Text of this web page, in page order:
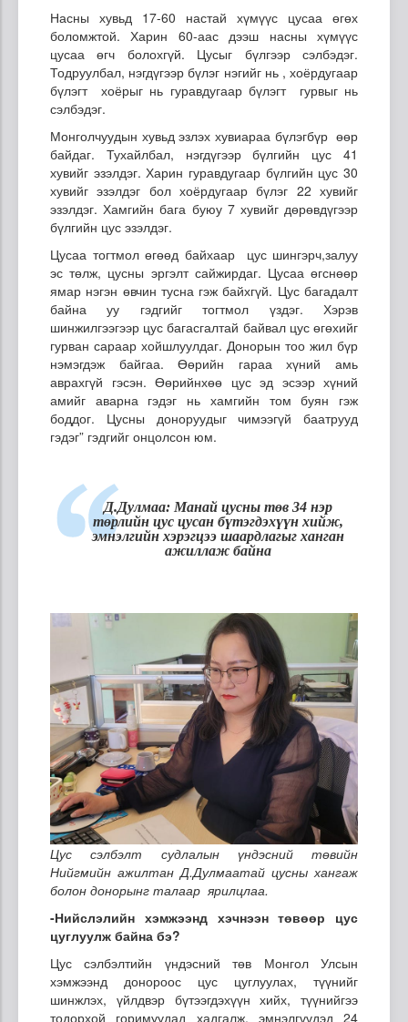
Насны хувьд 17-60 настай хүмүүс цусаа өгөх
боломжтой. Харин 60-аас дээш насны хүмүүс
цусаа өгч болохгүй. Цусыг бүлгээр сэлбэдэг.
Тодруулбал, нэгдүгээр бүлэг нэгийг нь , хоёрдугаар
бүлэгт хоёрыг нь гуравдугаар бүлэгт гурвыг нь
сэлбэдэг.
Монголчуудын хувьд эзлэх хувиараа бүлэгбүр өөр
байдаг. Тухайлбал, нэгдүгээр бүлгийн цус 41
хувийг эзэлдэг. Харин гуравдугаар бүлгийн цус 30
хувийг эзэлдэг бол хоёрдугаар бүлэг 22 хувийг
эзэлдэг. Хамгийн бага буюу 7 хувийг дөрөвдүгээр
бүлгийн цус эзэлдэг.
Цусаа тогтмол өгөөд байхаар цус шингэрч,залуу
эс төлж, цусны эргэлт сайжирдаг. Цусаа өгснөөр
ямар нэгэн өвчин тусна гэж байхгүй. Цус багадалт
байна уу гэдгийг тогтмол үздэг. Хэрэв
шинжилгээгээр цус багасгалтай байвал цус өгөхийг
гурван сараар хойшлуулдаг. Донорын тоо жил бүр
нэмэгдэж байгаа. Өөрийн гараа хүний амь
аврахгүй гэсэн. Өөрийнхөө цус эд эсээр хүний
амийг аварна гэдэг нь хамгийн том буян гэж
боддог. Цусны доноруудыг чимээгүй баатрууд
гэдэг” гэдгийг онцолсон юм.
Д.Дулмаа: Манай цусны төв 34 нэр
төрлийн цус цусан бүтэгдэхүүн хийж,
эмнэлгийн хэрэгцээ шаардлагыг ханган
ажиллаж байна
Цус сэлбэлт судлалын үндэсний төвийн
Нийгмийн ажилтан Д.Дулмаатай цусны хангаж
болон донорынг талаар ярилцлаа.
-Нийслэлийн хэмжээнд хэчнээн төвөөр цус
цуглуулж байна бэ?
Цус сэлбэлтийн үндэсний төв Монгол Улсын
хэмжээнд донороос цус цуглуулах, түүнийг
шинжлэх, үйлдвэр бүтээгдэхүүн хийх, түүнийгээ
тодорхой горимуудад хадгалж, эмнэлгүүдэд 24